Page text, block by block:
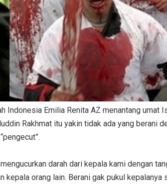
Syiah dan Kedustaan tentang
Syiah dan Ketidakbenaran
Syiah dan Kedustaan tentang
Syiah dan Upaya Merusak
Syiah dan Klaim Palsu
Kesalahan Syiah dalam
Mengapa Syiah Menganggap
Indonesia Emilia Renita AZ menantang umat
Rakhmat itu yakin tidak ada yang berani
darah dari kepala kami dengan
kepala orang lain. Berani gak pukul kepalanya